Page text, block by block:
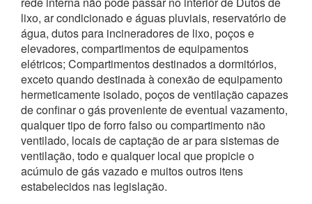
lixo, ar condicionado e águas pluviais, reservatório de
água, dutos para incineradores de lixo, poços e
elevadores, compartimentos de equipamentos
elétricos; Compartimentos destinados a dormitórios,
exceto quando destinada à conexão de equipamento
hermeticamente isolado, poços de ventilação capazes
de confinar o gás proveniente de eventual vazamento,
qualquer tipo de forro falso ou compartimento não
ventilado, locais de captação de ar para sistemas de
ventilação, todo e qualquer local que propicie o
acúmulo de gás vazado e muitos outros itens
estabelecidos nas legislação.